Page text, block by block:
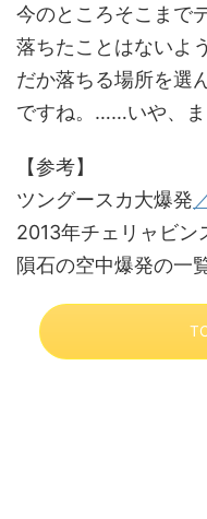
今のところそこまで
落ちたことはないよ
だか落ちる場所を選
ですね。……いや、
【参考】
ツングースカ大爆発
2013年チェリャビン
隕石の空中爆発の一